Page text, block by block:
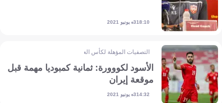
18:103 يونيو 2021
التصفيات المؤهلة لكأس العالم - آسيا
الأسود لكووورة: ثمانية كمبوديا مهمة قبل
موقعة إيران
14:323 يونيو 2021